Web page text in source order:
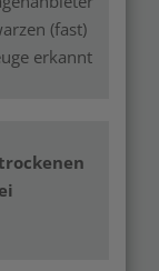
(fast)
erkannt